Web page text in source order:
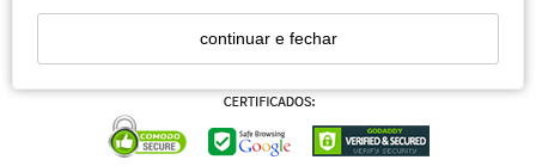
continuar e fechar